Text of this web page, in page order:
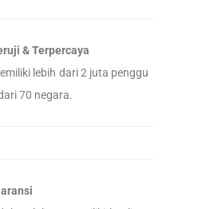
& Terpercaya
lebih dari 2 juta penggu
70 negara.